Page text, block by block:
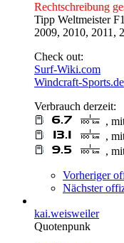
Rechtschreibung
Tipp Weltmeister
2009, 2010, 2011,
Check out:
Surf-Wiki.com
Windcraft-Sports.de
Verbrauch derzeit:
,
,
,
Vorheriger
Nächster
kai.weisweiler
Quotenpunk